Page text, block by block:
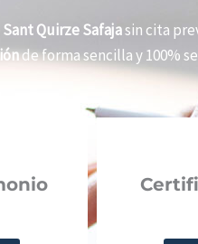
Quirze Safajasin cita
de forma sencilla y 100%